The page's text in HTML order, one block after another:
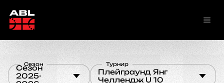
Сезон
2025-
Сезон
Плейграунд Янг
Челлендж U 10
Турнир